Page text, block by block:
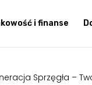
i finanse
Sprzęgła –